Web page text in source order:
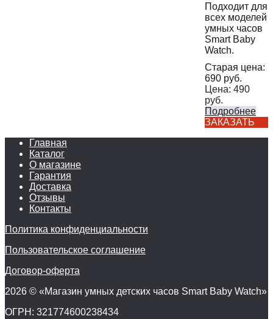
Подходит для
всех моделей
умных часов
Smart Baby
Watch.
Старая цена:
690 руб.
Цена: 490
руб.
Подробнее
ЗАКАЗАТЬ
Главная
Каталог
О магазине
Гарантия
Доставка
Отзывы
Контакты
Политика конфиденциальности
Пользовательское соглашение
Договор-оферта
2026 © «Магазин умных детских часов Smart Baby Watch»
ОГРН: 321774600238434